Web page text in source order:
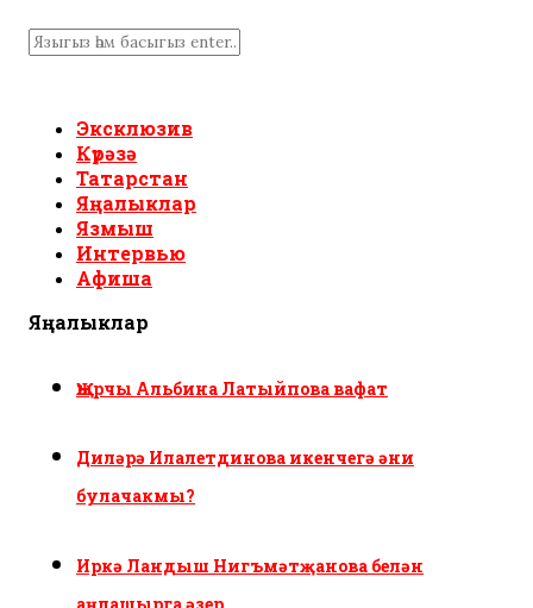
Эксклюзив
Күрәзә
Татарстан
Яңалыклар
Язмыш
Интервью
Афиша
Яңалыклар
Җырчы Альбина Латыйпова вафат
Диләрә Илалетдинова икенчегә әни
булачакмы?
Иркә Ландыш Нигъмәтҗанова белән